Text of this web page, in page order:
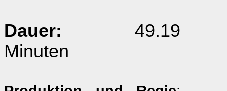
Dauer: 49.19
Minuten